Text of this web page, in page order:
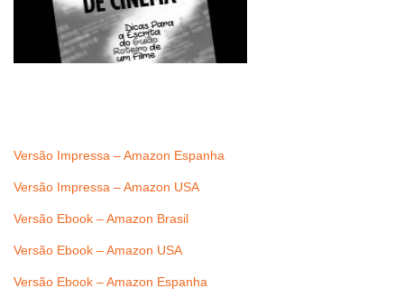
Versão Impressa – Amazon Espanha
Versão Impressa – Amazon USA
Versão Ebook – Amazon Brasil
Versão Ebook – Amazon USA
Versão Ebook – Amazon Espanha